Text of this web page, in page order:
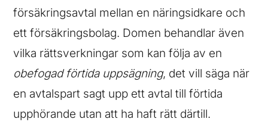
försäkringsavtal mellan en näringsidkare och
ett försäkringsbolag. Domen behandlar även
vilka rättsverkningar som kan följa av en
obefogad förtida uppsägning, det vill säga när
en avtalspart sagt upp ett avtal till förtida
upphörande utan att ha haft rätt därtill.